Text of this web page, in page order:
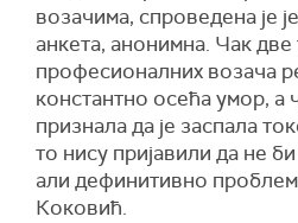
возачима, спроведена је
анкета, анонимна. Чак две
професионалних возача
константно осећа умор, а
признала да је заспала
то нису пријавили да не
али дефинитивно проблем
Коковић.